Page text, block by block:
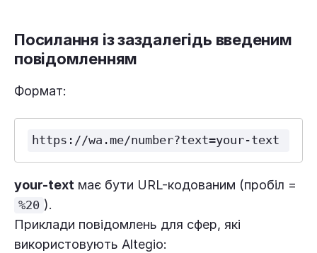
Посилання із заздалегідь введеним
повідомленням
Формат:
https://wa.me/number?text=your-text
your-text має бути URL-кодованим (пробіл =
%20 ).
Приклади повідомлень для сфер, які
використовують Altegio: